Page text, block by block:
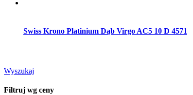
Swiss Krono Platinium Dąb Virgo AC5 10 D 4571
Wyszukaj
Filtruj wg ceny